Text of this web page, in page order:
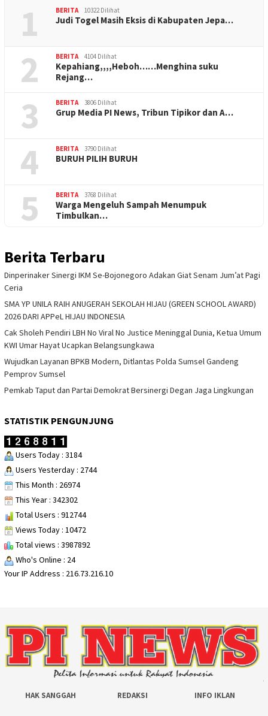
1 BERITA 10322 Dilihat
Judi Togel Masih Eksis di Kabupaten Jepa…
2 BERITA 4104 Dilihat
Kepahiang,,,,Heboh……Menghina suku
Rejang…
3 BERITA 3806 Dilihat
Grup Media PI News, Tribun Tipikor dan A…
4 BERITA 3790 Dilihat
BURUH PILIH BURUH
5 BERITA 3768 Dilihat
Warga Mengeluh Sampah Menumpuk
Timbulkan…
Berita Terbaru
Dinperinaker Sinergi IKM Se-Bojonegoro Adakan Giat Senam Jum’at Pagi
Ceria
SMA YP UNILA RAIH ANUGERAH SEKOLAH HIJAU (GREEN SCHOOL AWARD)
2026 DARI APPeL HIJAU INDONESIA
Cak Sholeh Pendiri LBH No Viral No Justice Meninggal Dunia, Ketua Umum
KWI Umar Hayat Ucapkan Belangsungkawa
Wujudkan Layanan BPKB Modern, Ditlantas Polda Sumsel Gandeng
Pemprov Sumsel
Pemkab Taput dan Partai Demokrat Bersinergi Degan Jaga Lingkungan
STATISTIK PENGUNJUNG
Users Today : 3184
Users Yesterday : 2744
This Month : 26974
This Year : 342302
Total Users : 912744
Views Today : 10472
Total views : 3987892
Who's Online : 24
Your IP Address : 216.73.216.10
HAK SANGGAH REDAKSI INFO IKLAN